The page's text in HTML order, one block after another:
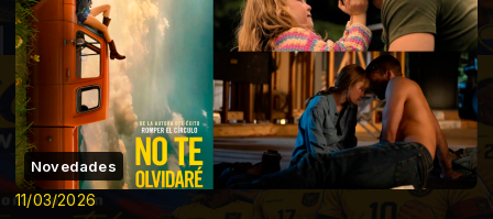
Novedades
11/03/2026